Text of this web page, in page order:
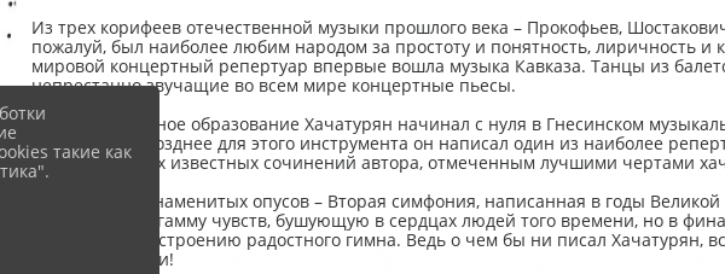
Из трех корифеев отечественной музыки прошлого века – Прокофьев,
пожалуй, был наиболее любим народом за простоту и понятность, лиричность и
мировой концертный репертуар впервые вошла музыка Кавказа. Танцы из
непрестанно звучащие во всем мире концертные пьесы.
Своё музыкальное образование Хачатурян начинал с нуля в Гнесинском
виолончели. Позднее для этого инструмента он написал один из наиболее
одним из самых известных сочинений автора, отмеченным лучшими чертами
Среди самых знаменитых опусов – Вторая симфония, написанная в годы
выражает всю гамму чувств, бушующую в сердцах людей того времени, но в
слушателя к настроению радостного гимна. Ведь о чем бы ни писал Хачатурян,
праздник жизни!
такие как